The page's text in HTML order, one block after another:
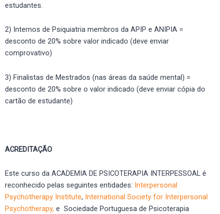
estudantes.
2) Internos de Psiquiatria membros da APIP e ANIPIA =
desconto de 20% sobre valor indicado (deve enviar
comprovativo)
3) Finalistas de Mestrados (nas áreas da saúde mental) =
desconto de 20% sobre o valor indicado (deve enviar cópia do
cartão de estudante)
ACREDITAÇÃO
Este curso da ACADEMIA DE PSICOTERAPIA INTERPESSOAL é
reconhecido pelas seguintes entidades: Interpersonal
Psychotherapy Institute, International Society for Interpersonal
Psychotherapy, e Sociedade Portuguesa de Psicoterapia